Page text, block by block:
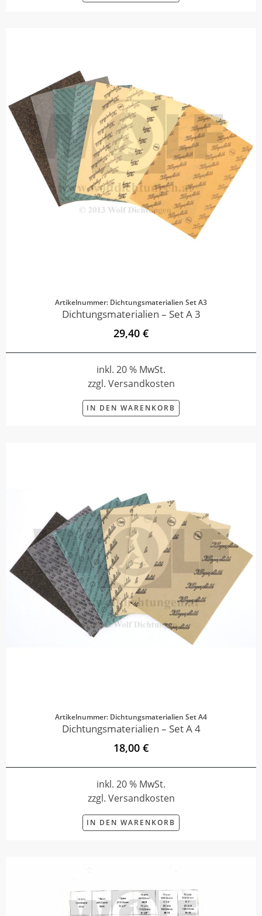
Artikelnummer: Dichtungsmaterialien Set A3
Dichtungsmaterialien – Set A 3
29,40 €
inkl. 20 % MwSt.
zzgl. Versandkosten
IN DEN WARENKORB
Artikelnummer: Dichtungsmaterialien Set A4
Dichtungsmaterialien – Set A 4
18,00 €
inkl. 20 % MwSt.
zzgl. Versandkosten
IN DEN WARENKORB